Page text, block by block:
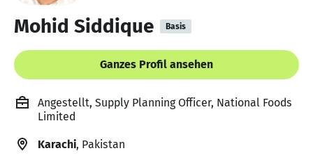
Mohid Siddique Basis
Ganzes Profil ansehen
Angestellt, Supply Planning Officer, National Foods
Limited
Karachi, Pakistan